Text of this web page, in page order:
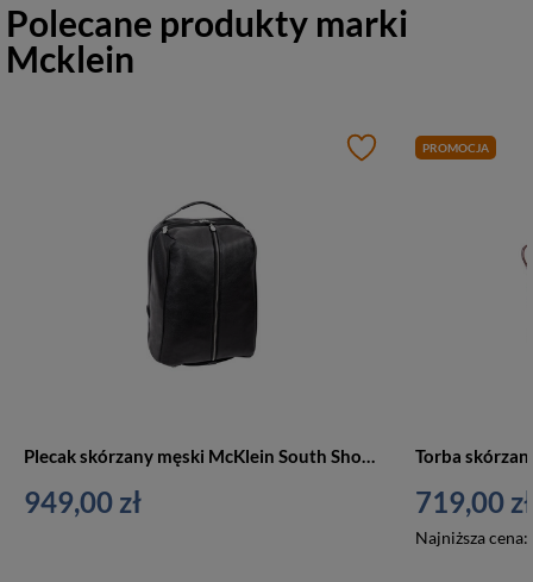
Polecane produkty marki
Mcklein
Plecak skórzany męski McKlein South Shore 18885 podróżny na laptopa A4 czarny
949,00 zł
PROMOCJA
719,00 zł
Najniższa cena: